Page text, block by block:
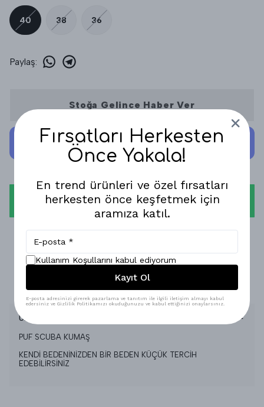
40 38 36
Paylaş:
Stoğa Gelince Haber Ver
WHATSAPP
1-3 İŞ GÜNÜNDE KARGODA!
GÜVENLİ ALIŞVERİŞ!
%100 MEMNUNİYET GARANTİSİ!
Ürün Açıklaması
PUF SCUBA KUMAŞ
KENDİ BEDENİNİZDEN BİR BEDEN KÜÇÜK TERCİH
EDEBİLİRSİNİZ
Fırsatları Herkesten
Önce Yakala!
En trend ürünleri ve özel fırsatları
herkesten önce keşfetmek için
aramıza katıl.
Kullanım Koşullarını kabul ediyorum
Kayıt Ol
E-posta adresinizi girerek pazarlama ve tanıtım ile ilgili iletişim almayı kabul
edersiniz ve Gizlilik Politikamızı okuduğunuzu ve kabul ettiğinizi onaylarsınız.